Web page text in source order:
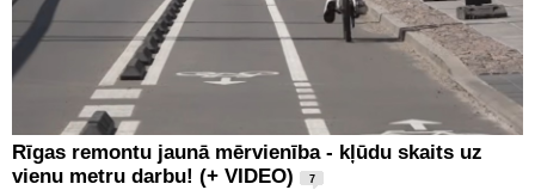
Rīgas remontu jaunā mērvienība - kļūdu skaits uz
vienu metru darbu! (+ VIDEO)
7